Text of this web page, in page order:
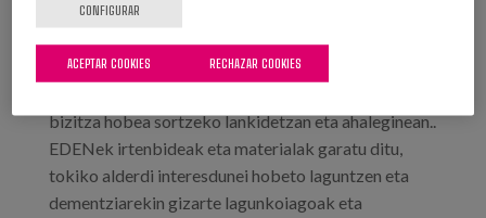
EDEN ekimena senideei, osasun-arloko
profesionalei eta tokiko komunitateei laguntzeko
bizitza hobea sortzeko lankidetzan eta ahaleginean..
EDENek irtenbideak eta materialak garatu ditu,
tokiko alderdi interesdunei hobeto laguntzen eta
dementziarekin gizarte lagunkoiagoak eta
CONFIGURAR
RECHAZAR COOKIES
ACEPTAR COOKIES